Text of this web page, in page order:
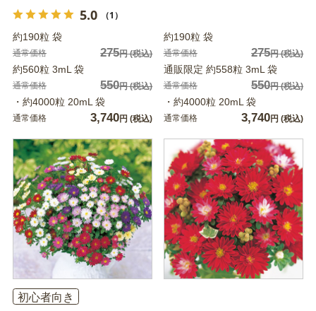
5.0 （1）
約190粒 袋
通常価格 275円(税込)
約560粒 3mL 袋
通常価格 550円(税込)
・約4000粒 20mL 袋
通常価格 3,740円 (税込)
約190粒 袋
通常価格 275円(税込)
通販限定 約558粒 3mL 袋
通常価格 550円(税込)
・約4000粒 20mL 袋
通常価格 3,740円 (税込)
初心者向き